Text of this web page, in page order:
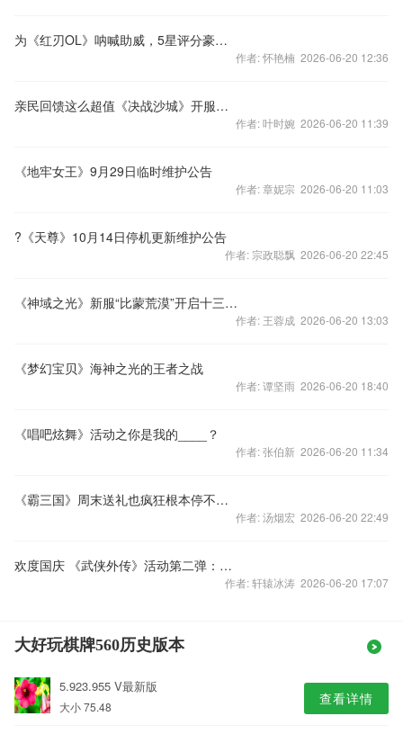
为《红刃OL》呐喊助威，5星评分豪礼送不停
作者: 怀艳楠 2026-06-20 12:36
亲民回馈这么超值《决战沙城》开服活动奖励爆表
作者: 叶时婉 2026-06-20 11:39
《地牢女王》9月29日临时维护公告
作者: 章妮宗 2026-06-20 11:03
?《天尊》10月14日停机更新维护公告
作者: 宗政聪飘 2026-06-20 22:45
《神域之光》新服“比蒙荒漠”开启十三大活动！
作者: 王蓉成 2026-06-20 13:03
《梦幻宝贝》海神之光的王者之战
作者: 谭坚雨 2026-06-20 18:40
《唱吧炫舞》活动之你是我的____？
作者: 张伯新 2026-06-20 11:34
《霸三国》周末送礼也疯狂根本停不下来
作者: 汤烟宏 2026-06-20 22:49
欢度国庆 《武侠外传》活动第二弹：连词成句终极大PK！
作者: 轩辕冰涛 2026-06-20 17:07
大好玩棋牌560历史版本
5.923.955 V最新版
大小 75.48 查看详情